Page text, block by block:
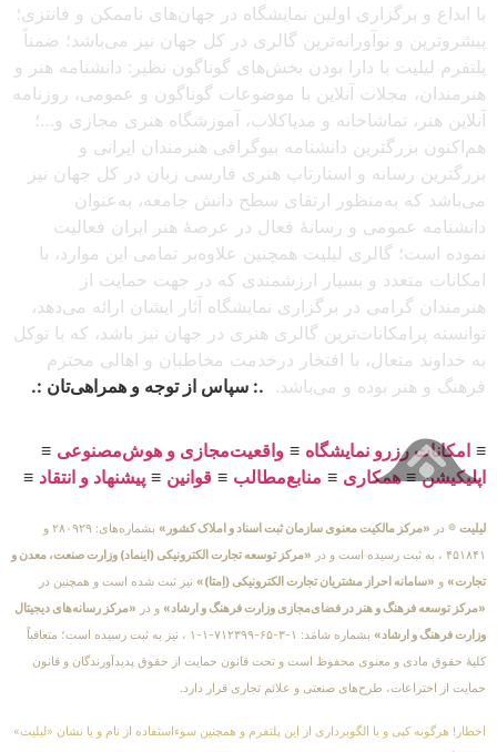
با ابداع و برگزاری اولین نمایشگاه در جهان‌های ناممکن و فانتزی؛
پیشروترین و نوآورانه‌ترین گالری در کل جهان نیز می‌باشد؛ ضمناً
پلتفرم لیلیت با دارا بودن بخش‌های گوناگون نظیر: دانشنامه هنر و
هنرمندان، مجلات آنلاین با موضوعات گوناگون و عمومی، روزنامه
آنلاین هنر، تماشاخانه و مدیاکلاب، آموزشگاه هنری مجازی و…؛
هم‌اکنون بزرگترین دانشنامه بیوگرافی هنرمندان ایرانی و
بزرگترین رسانه و استارتاپ هنری فارسی زبان در کل جهان نیز
می‌باشد که به‌منظور ارتقای سطح دانش جامعه، به‌عنوان
دانشنامه عمومی و رسانهٔ فعال در عرصهٔ هنر ایران فعالیت
نموده است؛ گالری لیلیت همچنین علاوه‌بر تمامی این موارد، با
امکانات متعدد و بسیار ارزشمندی که در جهت حمایت از
هنرمندان گرامی در برگزاری نمایشگاه آثار ایشان ارائه می‌دهد،
توانسته پرامکانات‌ترین گالری هنری در جهان نیز باشد، که با توکل
به خداوند متعال، با افتخار درخدمت مخاطبان و اهالی محترم
فرهنگ و هنر بوده و می‌باشد. .: سپاس از توجه و همراهی‌تان :.
≡ امکانات رزرو نمایشگاه ≡ واقعیت‌مجازی و هوش‌مصنوعی ≡
اپلیکیشن≡همکاری ≡ منابع‌مطالب ≡ قوانین ≡ پیشنهاد و انتقاد ≡
لیلیت ® در «مرکز مالکیت معنوی سازمان ثبت اسناد و املاک کشور»
بشماره‌های: ۲۸۰۹۲۹ و
۴۵۱۸۴۱ ، به ثبت رسیده است و در
«مرکز توسعه تجارت الکترونیکی (اینماد) وزارت صنعت، معدن و
تجارت» و «سامانه احراز مشتریان تجارت الکترونیکی (اِمتا)» نیز ثبت شده است و همچنین در
«مرکز توسعه فرهنگ و هنر در فضای‌مجازی وزارت فرهنگ و ارشاد» و در «مرکز رسانه‌های دیجیتال
وزارت فرهنگ و ارشاد»
بشماره شامَد: ۱-۳-۶۵-۷۱۲۳۹۹-۱-۱ ، نیز به ثبت رسیده است؛ متعاقباً
کلیهٔ حقوق مادی و معنوی محفوظ است و تحت قانون حمایت از حقوق پدیدآورندگان و قانون
حمایت از اختراعات، طرح‌های صنعتی و علائم تجاری قرار دارد.
اخطار! هرگونه کپی و یا الگوبرداری از این پلتفرم و همچنین سوءاستفاده از نام و یا نشان «لیلیت»